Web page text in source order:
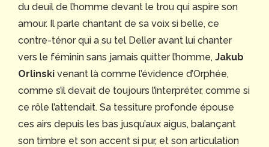
du deuil de l’homme devant le trou qui aspire son
amour. Il parle chantant de sa voix si belle, ce
contre-ténor qui a su tel Deller avant lui chanter
vers le féminin sans jamais quitter l’homme, Jakub
Orlinski venant là comme l’évidence d’Orphée,
comme s’il devait de toujours l’interpréter, comme si
ce rôle l’attendait. Sa tessiture profonde épouse
ces airs depuis les bas jusqu’aux aigus, balançant
son timbre et son accent si pur, et son articulation